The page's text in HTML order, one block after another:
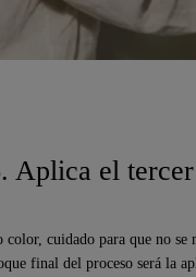
Aplica el
cuidado para que no se
final del proceso será la